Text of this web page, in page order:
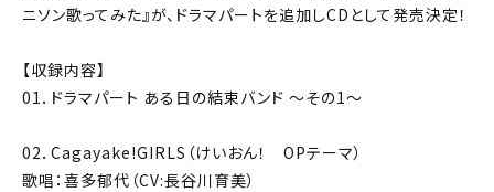
ニソン歌ってみた』が、ドラマパートを追加しCDとして発売決定！
【収録内容】
01．ドラマパート ある日の結束バンド ～その1～
02．Cagayake!GIRLS（けいおん！ OPテーマ）
歌唱：喜多郁代（CV:長谷川育美）